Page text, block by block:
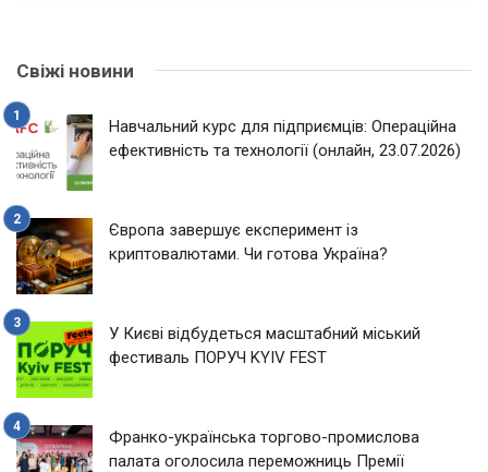
Свіжі новини
Навчальний курс для підприємців: Операційна
ефективність та технології (онлайн, 23.07.2026)
Європа завершує експеримент із
криптовалютами. Чи готова Україна?
У Києві відбудеться масштабний міський
фестиваль ПОРУЧ KYIV FEST
Франко-українська торгово-промислова
палата оголосила переможниць Премії